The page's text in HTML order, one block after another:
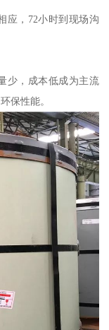
应，72小时到现场沟
少，成本低成为主流
保性能。